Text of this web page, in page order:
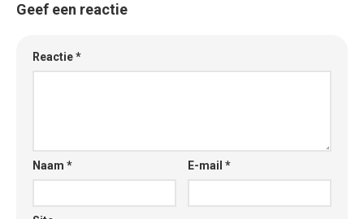
Geef een reactie
Reactie*
Naam * E-mail*